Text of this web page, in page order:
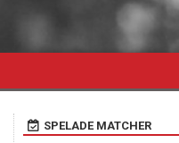
SPELADE MATCHER